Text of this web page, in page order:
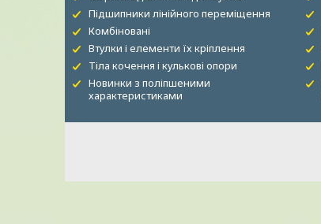
Підшипники лінійного переміщення
Комбіновані
Втулки і елементи їх кріплення
Тіла кочення і кулькові опори
Новинки з поліпшеними
характеристиками